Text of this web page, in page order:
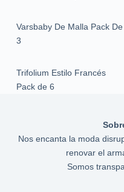
Varsbaby De Malla Pack De
3
Trifolium Estilo Francés
Pack de 6
Nos encanta la moda
renovar el
Somos